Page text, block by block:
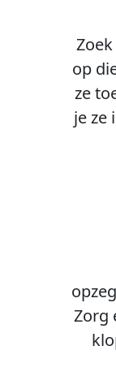
op
ze
je ze
Zorg